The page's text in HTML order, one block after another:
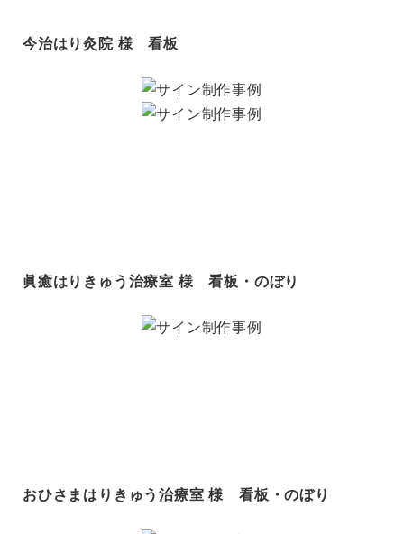
今治はり灸院 様 看板
眞癒はりきゅう治療室 様 看板・のぼり
おひさまはりきゅう治療室 様 看板・のぼり